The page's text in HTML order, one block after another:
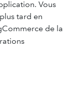
Vous
tard en
de la